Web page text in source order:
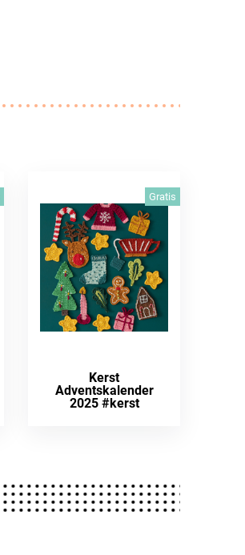
Gratis
Kerst
Adventskalender
2025 #kerst